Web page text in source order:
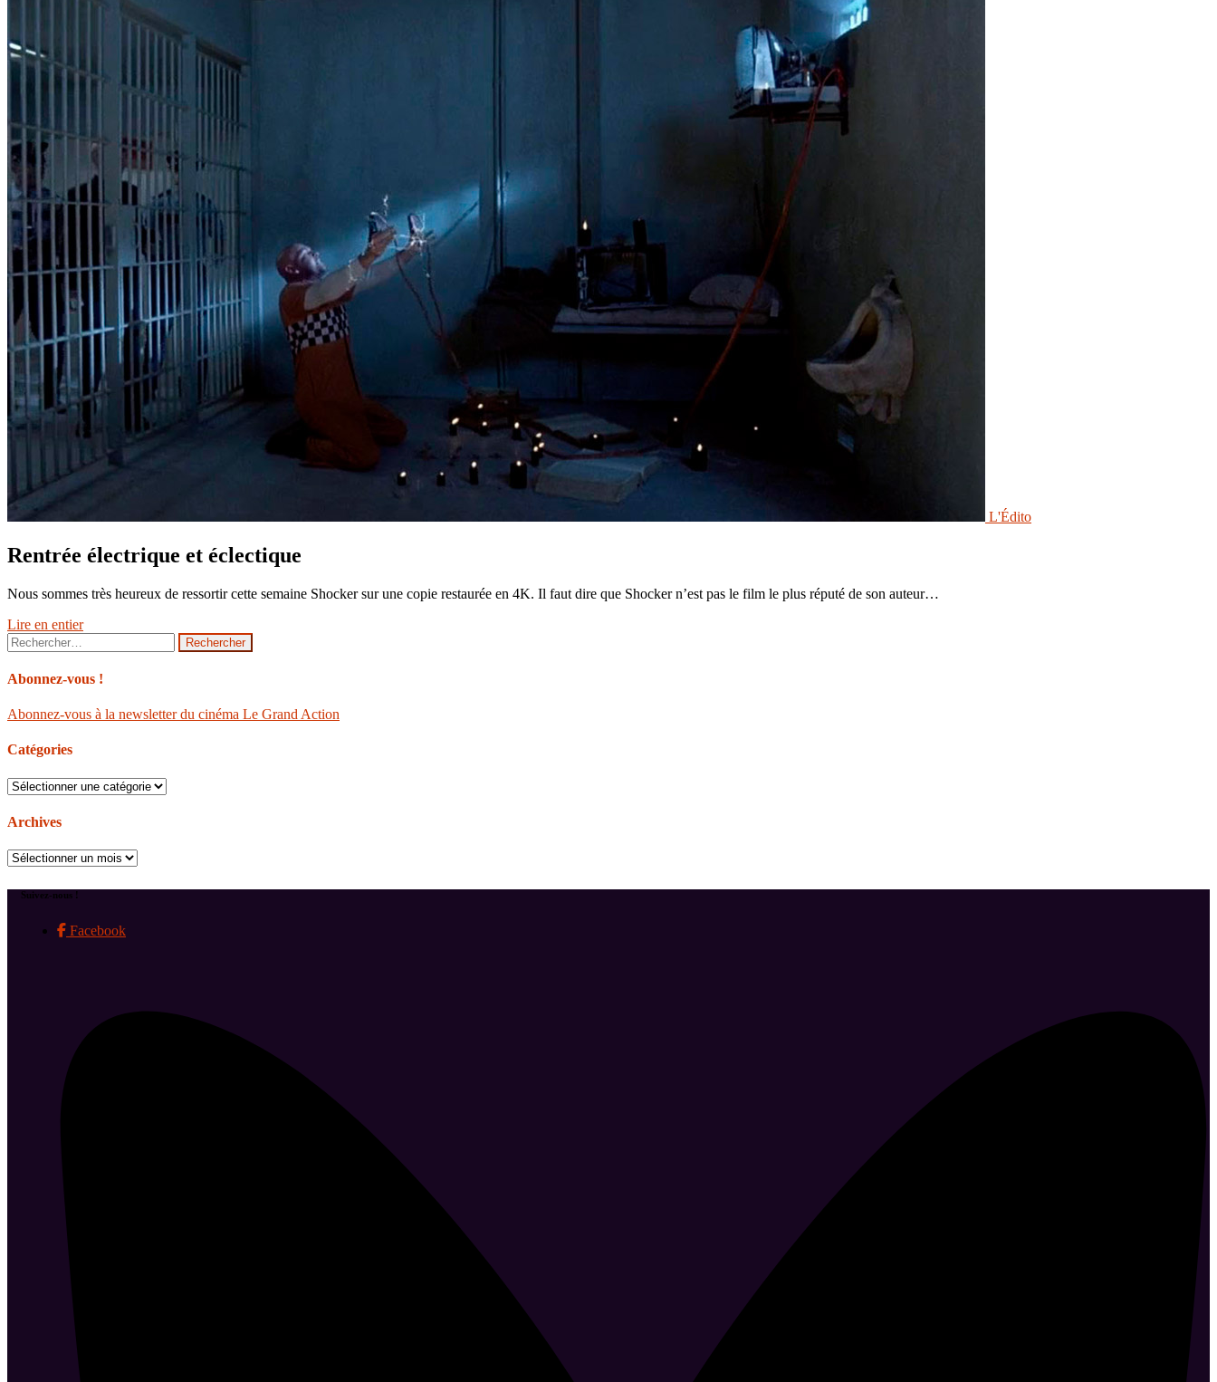
L'Édito
Rentrée électrique et éclectique
Nous sommes très heureux de ressortir cette semaine Shocker sur une copie restaurée en 4K. Il faut dire que Shocker n’est pas le film le plus réputé de son auteur…
Lire en entier
Rechercher :
Abonnez-vous !
Abonnez-vous à la newsletter du cinéma Le Grand Action
Catégories
Catégories
Archives
Archives
Suivez-nous !
Facebook